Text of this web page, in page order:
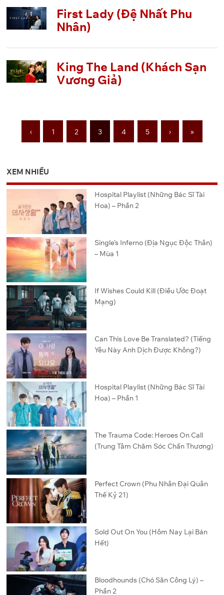
First Lady (Đệ Nhất Phu
Nhân)
King The Land (Khách Sạn
Vương Giả)
‹ 1 2 3 4 5 › »
XEM NHIỀU
Hospital Playlist (Những Bác Sĩ Tài
Hoa) – Phần 2
Single’s Inferno (Địa Ngục Độc Thân)
– Mùa 1
If Wishes Could Kill (Điều Ước Đoạt
Mạng)
Can This Love Be Translated? (Tiếng
Yêu Này Anh Dịch Được Không?)
Hospital Playlist (Những Bác Sĩ Tài
Hoa) – Phần 1
The Trauma Code: Heroes On Call
(Trung Tâm Chăm Sóc Chấn Thương)
Perfect Crown (Phu Nhân Đại Quân
Thế Kỷ 21)
Sold Out On You (Hôm Nay Lại Bán
Hết)
Bloodhounds (Chó Săn Công Lý) –
Phần 2